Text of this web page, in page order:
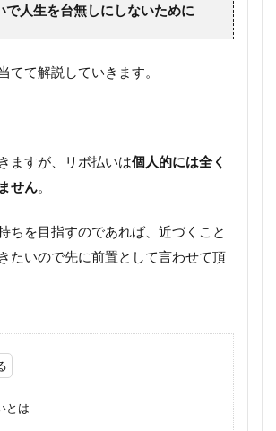
で人生を台無しにしないために
てて解説していきます。
ますが、リボ払いは個人的には全く
せん
ちを目指すのであれば、近づくこと
たいので先に前置として言わせて頂
とは